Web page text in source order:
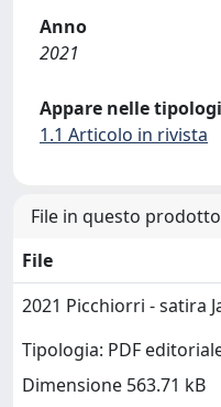
Anno
2021
Appare nelle
1.1 Articolo in rivista
File in questo
File
2021 Picchiorri - satira
Tipologia: PDF
Dimensione 563.71 kB